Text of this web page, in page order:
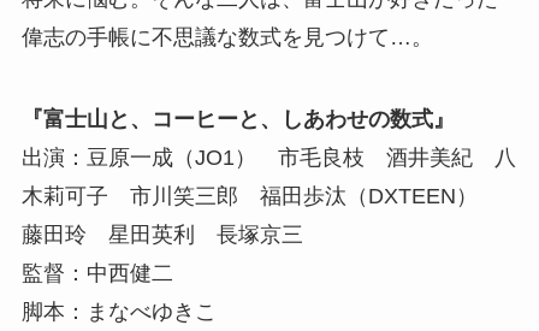
偉志の手帳に不思議な数式を見つけて…。
『富士山と、コーヒーと、しあわせの数式』
出演：豆原一成（JO1） 市毛良枝 酒井美紀 八
木莉可子 市川笑三郎 福田歩汰（DXTEEN）
藤田玲 星田英利 長塚京三
監督：中西健二
脚本：まなべゆきこ